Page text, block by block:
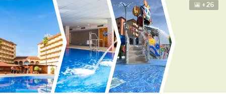
+26